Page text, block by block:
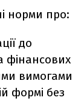
норми про:
до
вимогами
формі без